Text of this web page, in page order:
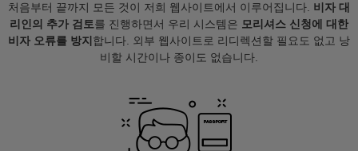
처음부터 끝까지 모든 것이 저희 웹사이트에서 이루어집니다. 비자 대
리인의 추가 검토를 진행하면서 우리 시스템은 모리셔스 신청에 대한
비자 오류를 방지 합니다. 외부 웹사이트로 리디렉션할 필요도 없고 낭
비할 시간이나 종이도 없습니다.